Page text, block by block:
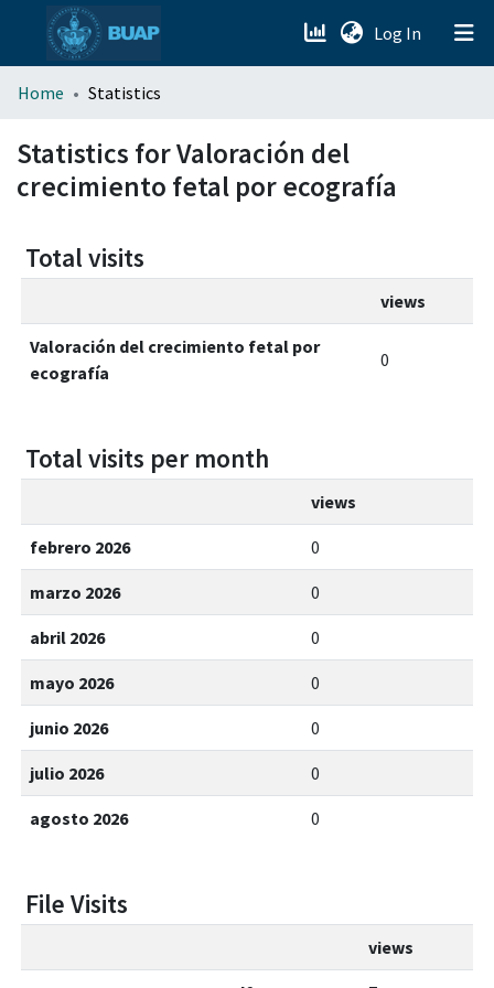
Log In (current)
menu.section.about_menu
All of DSpace
Home Statistics
Statistics for Valoración del
crecimiento fetal por ecografía
Total visits
views
Valoración del crecimiento fetal por
ecografía
0
Total visits per month
views
febrero 2026 0
marzo 2026 0
abril 2026 0
mayo 2026 0
junio 2026 0
julio 2026 0
agosto 2026 0
File Visits
views